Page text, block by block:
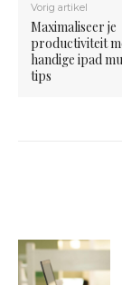
Vorig artikel
Maximaliseer je
productiviteit
handige ipad
tips